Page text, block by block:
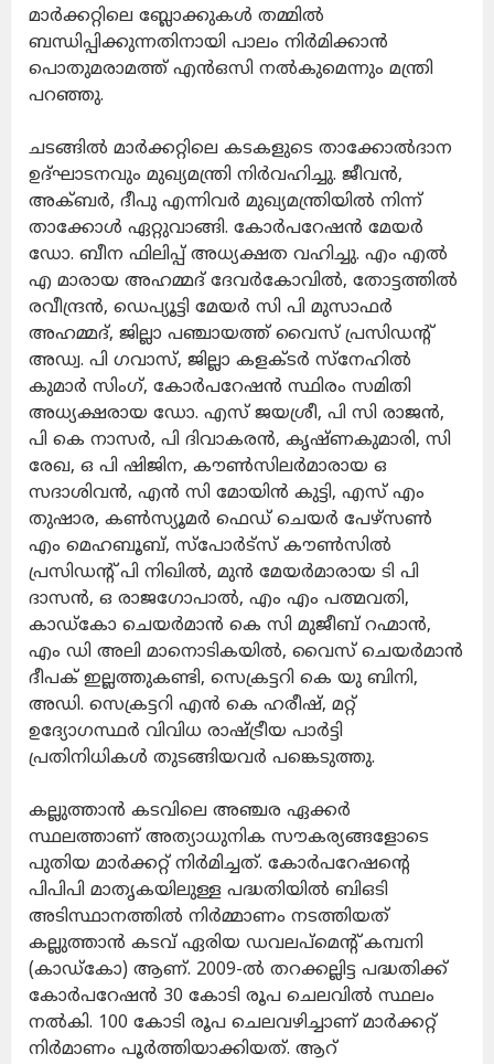
മാര്‍ക്കറ്റിലെ ബ്ലോക്കുകള്‍ തമ്മില്‍
ബന്ധിപ്പിക്കുന്നതിനായി പാലം നിര്‍മിക്കാന്‍
പൊതുമരാമത്ത് എന്‍ഒസി നല്‍കുമെന്നും മന്ത്രി
പറഞ്ഞു.
ചടങ്ങില്‍ മാര്‍ക്കറ്റിലെ കടകളുടെ താക്കോല്‍ദാന
ഉദ്ഘാടനവും മുഖ്യമന്ത്രി നിര്‍വഹിച്ചു. ജീവന്‍,
അക്ബര്‍, ദീപു എന്നിവര്‍ മുഖ്യമന്ത്രിയില്‍ നിന്ന്
താക്കോള്‍ ഏറ്റുവാങ്ങി. കോര്‍പറേഷന്‍ മേയര്‍
ഡോ. ബീന ഫിലിപ്പ് അധ്യക്ഷത വഹിച്ചു. എം എല്‍
എ മാരായ അഹമ്മദ് ദേവര്‍കോവില്‍, തോട്ടത്തില്‍
രവീന്ദ്രന്‍, ഡെപ്യൂട്ടി മേയര്‍ സി പി മുസാഫര്‍
അഹമ്മദ്, ജില്ലാ പഞ്ചായത്ത് വൈസ് പ്രസിഡന്റ്
അഡ്വ. പി ഗവാസ്, ജില്ലാ കളക്ടര്‍ സ്നേഹില്‍
കുമാര്‍ സിംഗ്, കോര്‍പറേഷന്‍ സ്ഥിരം സമിതി
അധ്യക്ഷരായ ഡോ. എസ് ജയശ്രീ, പി സി രാജന്‍,
പി കെ നാസര്‍, പി ദിവാകരന്‍, കൃഷ്ണകുമാരി, സി
രേഖ, ഒ പി ഷിജിന, കൗണ്‍സിലര്‍മാരായ ഒ
സദാശിവന്‍, എന്‍ സി മോയിന്‍ കുട്ടി, എസ് എം
തുഷാര, കണ്‍സ്യൂമര്‍ ഫെഡ് ചെയര്‍ പേഴ്‌സണ്‍
എം മെഹബൂബ്, സ്‌പോര്‍ട്‌സ് കൗണ്‍സില്‍
പ്രസിഡന്റ് പി നിഖില്‍, മുന്‍ മേയര്‍മാരായ ടി പി
ദാസന്‍, ഒ രാജഗോപാല്‍, എം എം പത്മവതി,
കാഡ്‌കോ ചെയര്‍മാന്‍ കെ സി മുജീബ് റഹ്മാന്‍,
എം ഡി അലി മാനൊടികയില്‍, വൈസ് ചെയര്‍മാന്‍
ദീപക് ഇല്ലത്തുകണ്ടി, സെക്രട്ടറി കെ യു ബിനി,
അഡി. സെക്രട്ടറി എന്‍ കെ ഹരീഷ്, മറ്റ്
ഉദ്യോഗസ്ഥര്‍ വിവിധ രാഷ്ട്രീയ പാര്‍ട്ടി
പ്രതിനിധികള്‍ തുടങ്ങിയവര്‍ പങ്കെടുത്തു.
കല്ലുത്താന്‍ കടവിലെ അഞ്ചര ഏക്കര്‍
സ്ഥലത്താണ് അത്യാധുനിക സൗകര്യങ്ങളോടെ
പുതിയ മാര്‍ക്കറ്റ് നിര്‍മിച്ചത്. കോര്‍പറേഷന്റെ
പിപിപി മാതൃകയിലുള്ള പദ്ധതിയില്‍ ബിഒടി
അടിസ്ഥാനത്തില്‍ നിര്‍മ്മാണം നടത്തിയത്
കല്ലുത്താന്‍ കടവ് ഏരിയ ഡവലപ്‌മെന്റ് കമ്പനി
(കാഡ്‌കോ) ആണ്. 2009-ല്‍ തറക്കല്ലിട്ട പദ്ധതിക്ക്
കോര്‍പറേഷന്‍ 30 കോടി രൂപ ചെലവില്‍ സ്ഥലം
നല്‍കി. 100 കോടി രൂപ ചെലവഴിച്ചാണ് മാര്‍ക്കറ്റ്
നിര്‍മാണം പൂര്‍ത്തിയാക്കിയത്. ആറ്